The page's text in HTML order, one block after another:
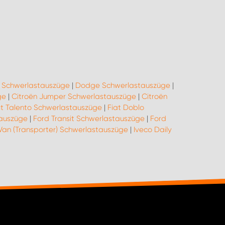
Schwerlastauszüge | Dodge Schwerlastauszüge |
| Citroën Jumper Schwerlastauszüge | Citroën
Talento Schwerlastauszüge | Fiat Doblo
| Ford Transit Schwerlastauszüge | Ford
(Transporter) Schwerlastauszüge| Iveco Daily